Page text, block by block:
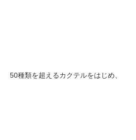
50種類を超えるカクテルをはじめ、